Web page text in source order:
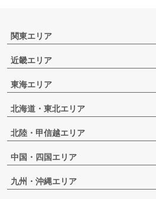
関東エリア
近畿エリア
東海エリア
北海道・東北エリア
北陸・甲信越エリア
中国・四国エリア
九州・沖縄エリア